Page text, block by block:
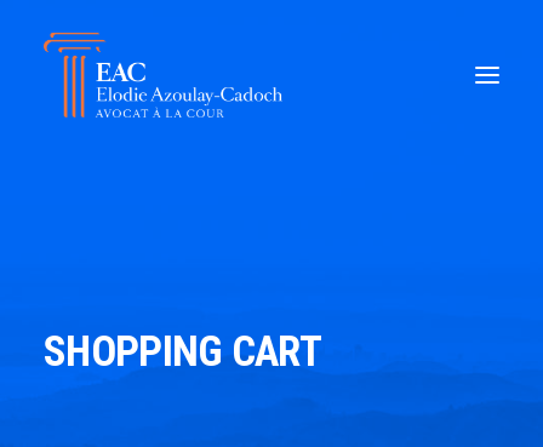
SHOPPING CART